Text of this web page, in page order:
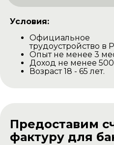
Условия:
Официальное
трудоустройство в
Опыт не менее 3
Доход не менее
Возраст 18 - 65 лет.
Предоставим
фактуру для